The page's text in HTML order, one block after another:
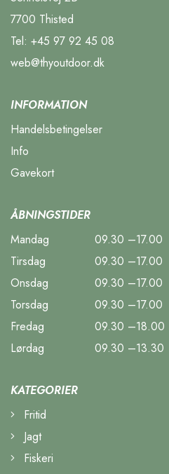
7700 Thisted
Tel: +45 97 92 45 08
web@thyoutdoor.dk
INFORMATION
Handelsbetingelser
Info
Gavekort
ÅBNINGSTIDER
Mandag
09.30 –17.00
Tirsdag
09.30 –17.00
Onsdag
09.30 –17.00
Torsdag
09.30 –17.00
Fredag
09.30 –18.00
Lørdag
09.30 –13.30
KATEGORIER
Fritid
Jagt
Fiskeri